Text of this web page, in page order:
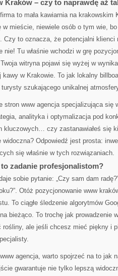
Kraków – czy to naprawdę aż
to mała kawiarnia na krakowskim
w mieście, niewiele osób o tym wie,
Czy to oznacza, że potencjalni klienci
Tu właśnie wchodzi w grę
witryna pojawi się wyżej w
w Krakowie. To jak lokalny
szukającego unikalnej
stron www agencja specjalizująca się
analityka i optymalizacja pod
kluczowych… czy zastanawiałeś się
Odpowiedź jest prosta:
się właśnie w tych rozwiązaniach.
zadanie profesjonalistom?
sobie pytanie: „Czy sam dam
Otóż pozycjonowanie www
To ciągłe śledzenie algorytmów
bieżąco. To trochę jak prowadzenie
rośliny, ale jeśli chcesz mieć piękny i
agencja, warto spojrzeć na to jak
gwarantuje nie tylko lepszą